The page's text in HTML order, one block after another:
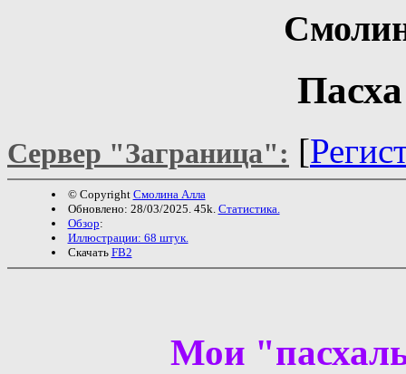
Сервер "Заграница": [
© Copyright Смолина Алла
Обновлено: 28/03/2025. 45k. Статистика.
Обзор:
Иллюстрации: 68 штук.
Скачать FB2
Мои